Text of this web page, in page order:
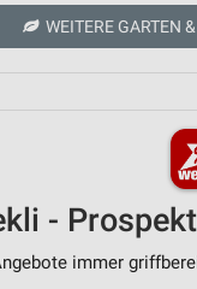
WEITERE GARTEN
-
immer
Inhalte
Kombinationen von